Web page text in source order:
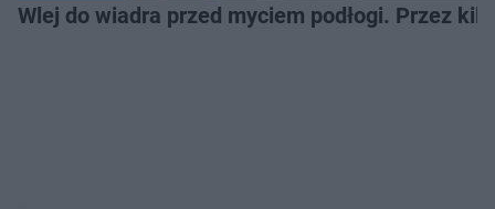
Wlej do wiadra przed myciem podłogi. Przez